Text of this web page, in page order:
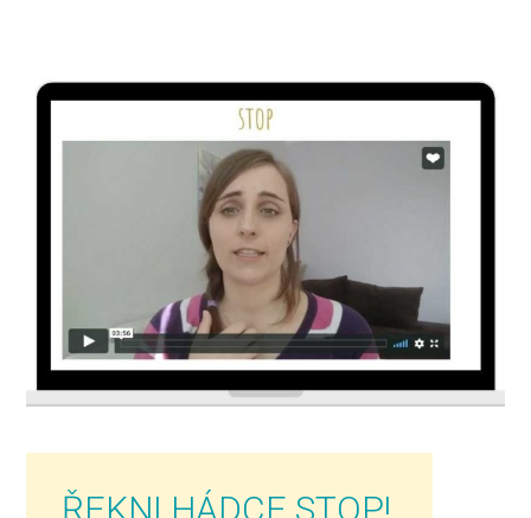
ŘEKNI HÁDCE STOP!